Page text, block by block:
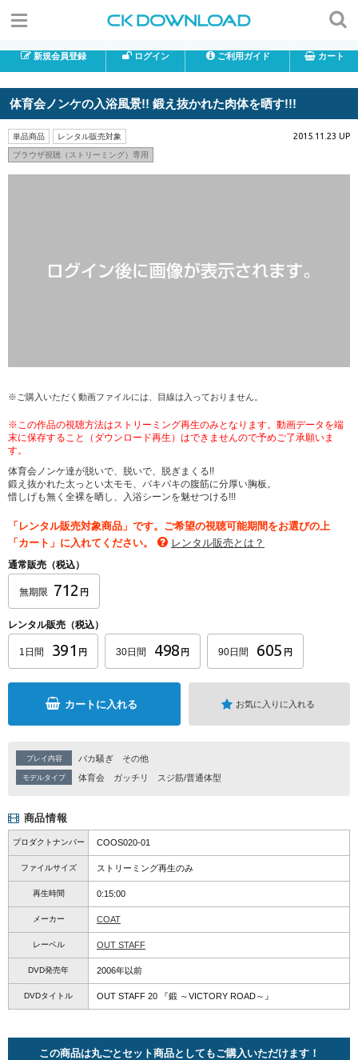
新規会員登録 ログイン ご利用ガイド カート
体育会ノンケの入浴風景!! 鍛え抜かれた肉体を晒す!!!
単品商品 レンタル販売対象
ブラウザ視聴（ストリーミング）専用
2015.11.23 UP
※ご購入いただく動画ファイルには、目線は入っておりません。
※この作品の視聴方法はストリーミング再生のみとなります。動画データを端
末に保存すること（ダウンロード再生）はできませんので予めご了承願いま
す。
体育会ノンケ達が脱いで、脱いで、脱ぎまくる!!
鍛え抜かれた太っとい太モモ、バキバキの腹筋に分厚い胸板。
惜しげも無く全裸を晒し、入浴シーンを魅せつける!!!
「レンタル販売対象商品」です。ご希望の視聴可能期間をお選びの上
「カート」に入れてください。
レンタル販売とは？
通常販売（税込）
無期限 712 円
レンタル販売（税込）
1日間 391 円 30日間 498 円 90日間 605 円
カートに入れる お気に入りに入れる
プレイ内容 バカ騒ぎ その他
モデルタイプ 体育会 ガッチリ スジ筋/普通体型
商品情報
プロダクトナンバー COOS020-01
ファイルサイズ ストリーミング再生のみ
再生時間 0:15:00
メーカー COAT
レーベル OUT STAFF
DVD発売年 2006年以前
DVDタイトル OUT STAFF 20 『鍛 ～VICTORY ROAD～』
この商品は丸ごとセット商品としてもご購入いただけます！